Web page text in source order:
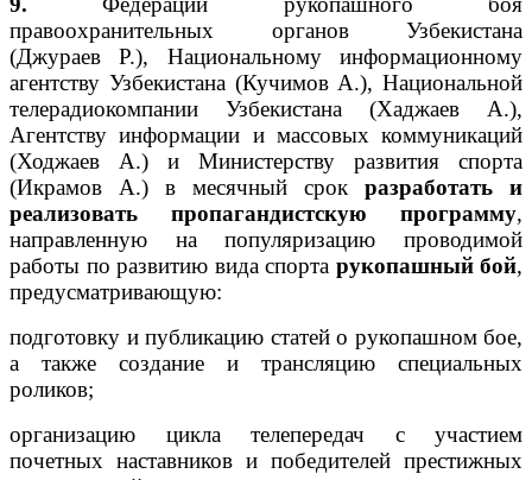
правоохранительных органов Узбекистана
(Джураев Р.), Национальному информационному
агентству Узбекистана (Кучимов А.), Национальной
телерадиокомпании Узбекистана (Хаджаев А.),
Агентству информации и массовых коммуникаций
(Ходжаев А.) и Министерству развития спорта
(Икрамов А.) в месячный срок разработать и
реализовать пропагандистскую программу,
направленную на популяризацию проводимой
работы по развитию вида спорта рукопашный бой,
предусматривающую:
подготовку и публикацию статей о рукопашном бое,
а также создание и трансляцию специальных
роликов;
организацию цикла телепередач с участием
почетных наставников и победителей престижных